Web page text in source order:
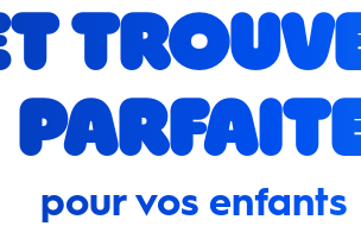
pour vos enfants